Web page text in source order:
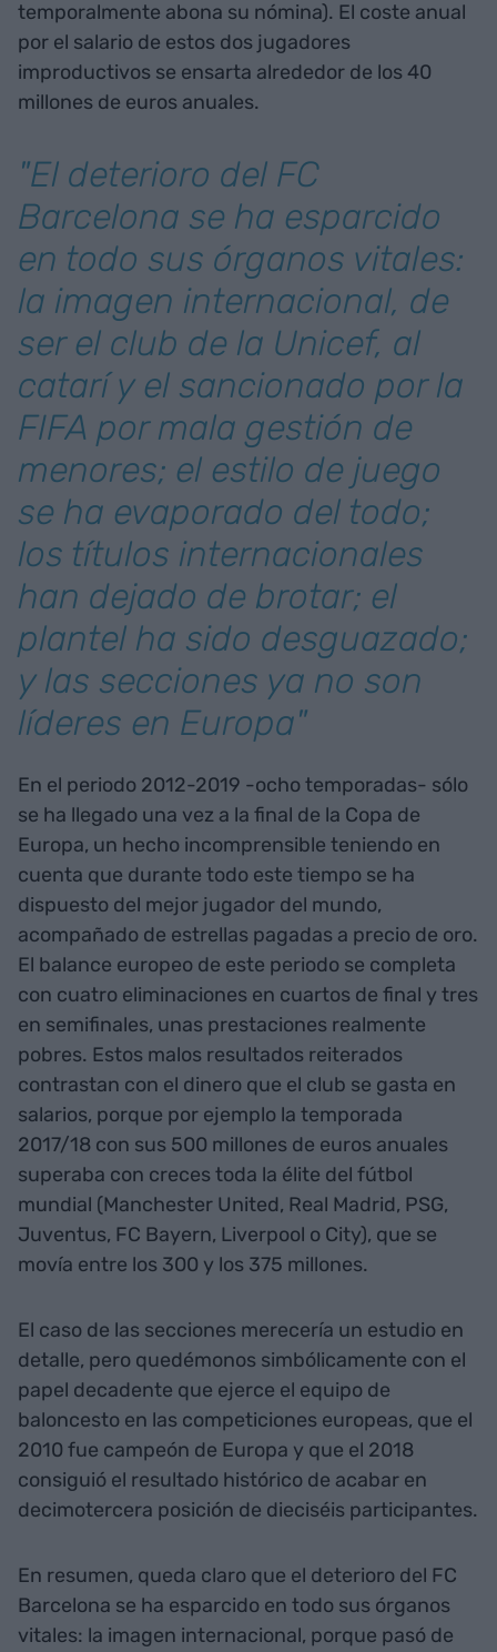
temporalmente abona su nómina). El coste anual
por el salario de estos dos jugadores
improductivos se ensarta alrededor de los 40
millones de euros anuales.
"El deterioro del FC
Barcelona se ha esparcido
en todo sus órganos vitales:
la imagen internacional, de
ser el club de la Unicef, al
catarí y el sancionado por la
FIFA por mala gestión de
menores; el estilo de juego
se ha evaporado del todo;
los títulos internacionales
han dejado de brotar; el
plantel ha sido desguazado;
y las secciones ya no son
líderes en Europa"
En el periodo 2012-2019 -ocho temporadas- sólo
se ha llegado una vez a la final de la Copa de
Europa, un hecho incomprensible teniendo en
cuenta que durante todo este tiempo se ha
dispuesto del mejor jugador del mundo,
acompañado de estrellas pagadas a precio de oro.
El balance europeo de este periodo se completa
con cuatro eliminaciones en cuartos de final y tres
en semifinales, unas prestaciones realmente
pobres. Estos malos resultados reiterados
contrastan con el dinero que el club se gasta en
salarios, porque por ejemplo la temporada
2017/18 con sus 500 millones de euros anuales
superaba con creces toda la élite del fútbol
mundial (Manchester United, Real Madrid, PSG,
Juventus, FC Bayern, Liverpool o City), que se
movía entre los 300 y los 375 millones.
El caso de las secciones merecería un estudio en
detalle, pero quedémonos simbólicamente con el
papel decadente que ejerce el equipo de
baloncesto en las competiciones europeas, que el
2010 fue campeón de Europa y que el 2018
consiguió el resultado histórico de acabar en
decimotercera posición de dieciséis participantes.
En resumen, queda claro que el deterioro del FC
Barcelona se ha esparcido en todo sus órganos
vitales: la imagen internacional, porque pasó de